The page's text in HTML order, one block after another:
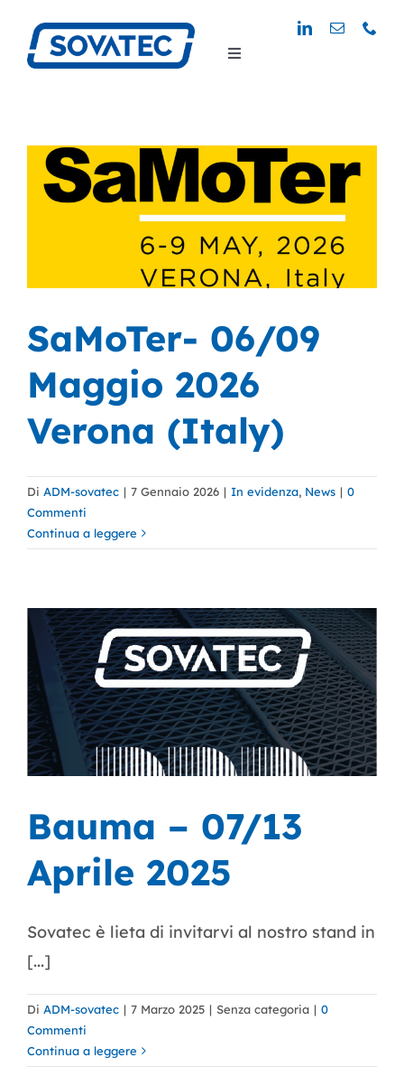
contenuto
Toggle
SaMoTer- 06/09
Maggio 2026
Verona (Italy)
Di ADM-sovatec | 7 Gennaio 2026 | In evidenza, News | 0
Commenti
Continua a leggere
Bauma – 07/13
Aprile 2025
Sovatec è lieta di invitarvi al nostro stand in
[...]
Di ADM-sovatec | 7 Marzo 2025 | Senza categoria | 0
Commenti
Continua a leggere